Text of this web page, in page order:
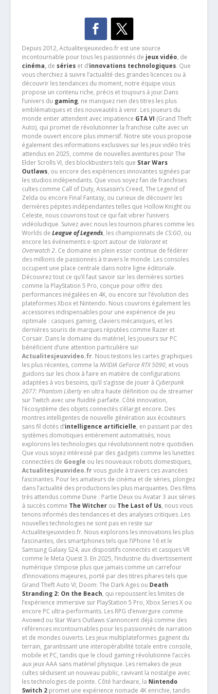
Depuis 2012, Actualitesjeuxvideo.fr est une source
incontournable pour tous les passionnés de jeux vidéo, de
cinéma,de séries et d’innovations technologiques. Que
vous cherchiez à suivre l’actualité des grandes licences ou à
découvrir les tendances du moment, notre équipe vous
propose un contenu riche, précis et toujours à jour.Dans
l’univers du gaming, ne manquez rien des titres les plus
emblématiques et des nouveautés à venir. Les joueurs du
monde entier attendent avec impatience GTA VI (Grand Theft
Auto), qui promet de révolutionner la franchise culte avec un
monde ouvert encore plus immersif. Notre site vous propose
également des informations exclusives sur les jeux vidéo très
attendus en 2025, comme de nouvelles aventures pour The
Elder Scrolls VI, des blockbusters tels que Star Wars
Outlaws, ou encore des expériences innovantes signées par
les studios indépendants. Que vous soyez fan de franchises
cultes comme Call of Duty, Assassin’s Creed, The Legend of
Zelda ou encore Final Fantasy, ou curieux de découvrir les
dernières pépites indépendantes telles que Hollow Knight ou
Celeste, nous couvrons tout ce qui fait vibrer l’univers
vidéoludique. Suivez avec nous les tournois phares comme les
Worlds de League of Legends, les championnats de CS:GO, ou
encore les événements e-sport autour de Valorantet
Overwatch 2. Ce domaine en plein essor continue de fédérer
des millions de passionnés à travers le monde. Les consoles
occupent une place centrale dans notre ligne éditoriale.
Découvrez tout ce qu’il faut savoir sur les dernières sorties
comme la PlayStation 5 Pro, conçue pour offrir des
performances inégalées en 4K, ou encore sur l’évolution des
plateformes Xbox et Nintendo. Nous couvrons également les
accessoires indispensables pour une expérience de jeu
optimale : casques gaming, claviers mécaniques, et les
dernières souris de marques réputées comme Razer et
Corsair. Dans le domaine du matériel, les joueurs sur PC
bénéficient d’une attention particulière sur
Actualitesjeuxvideo.fr. Nous testons les cartes graphiques
les plus récentes, comme la NVIDIA GeForce RTX 5090, et vous
guidons sur les choix à faire en matière de configurations
adaptées à vos besoins, qu’il s’agisse de jouer à Cyberpunk
2077: Phantom Libertyen ultra haute définition ou de streamer
sur Twitch avec une fluidité parfaite. Côté innovation,
l’écosystème des objets connectés s’élargit encore. Des
montres intelligentes de nouvelle génération aux écouteurs
sans fil dotés d’intelligence artificielle, en passant par des
systèmes domotiques entièrement automatisés, nous
explorons les technologies qui révolutionnent notre quotidien.
Que vous soyez intéressé par des gadgets comme les lunettes
connectées de Google ou les nouveaux robots domestiques,
Actualitesjeuxvideo.frvous guide à travers ces avancées
fascinantes. Pour les amateurs de cinéma et de séries, plongez
dans l’actualité des productions les plus marquantes. Des films
très attendus comme Dune : Partie Deux ou Avatar 3 aux séries
à succès comme The Witcherou The Last of Us, nous vous
tenons informés des tendances et des analyses critiques .Les
nouvelles technologies ne sont pas en reste sur
Actualitesjeuxvideo.fr. Nous explorons les innovations les plus
fascinantes, des smartphones tels que l’iPhone 16 et le
Samsung Galaxy S24, aux dispositifs connectés et casques VR
comme le Meta Quest 3. En 2025, l’industrie du divertissement
numérique s’impose plus que jamais comme un carrefour
d’innovations majeures, porté par des titres phares tels que
Grand Theft Auto VI, Doom: The Dark Ages ou Death
Stranding 2: On the Beach, qui repoussent les limites de
l’expérience immersive sur PlayStation 5 Pro, Xbox Series X ou
encore PC ultra-performants. Les RPG d’envergure comme
Avowed ou Star Wars Outlaws s’annoncent déjà comme des
références incontournables pour les passionnés de narration
et de mondes ouverts. Les jeux multiplateformes gagnent du
terrain, garantissant une interopérabilité totale entre console,
mobile et PC, tandis que le cloud gaming révolutionne l’accès
aux jeux AAA sans matériel physique. Les remakes de jeux
cultes séduisent un nouveau public, ravivant la nostalgie avec
les technologies de pointe. Côté hardware, la Nintendo
Switch 2promet une expérience nomade 4K enrichie, tandis